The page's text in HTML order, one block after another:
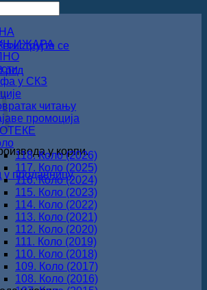
се
рсд
у корпи.
у продавницу
у СКЗ
читању
промоција
118. Коло (2026)
117. Коло (2025)
116. Коло (2024)
115. Коло (2023)
114. Коло (2022)
113. Коло (2021)
112. Коло (2020)
111. Коло (2019)
110. Коло (2018)
109. Коло (2017)
108. Коло (2016)